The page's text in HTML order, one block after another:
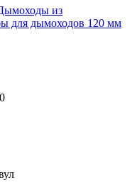
из
для дымоходов 120 мм